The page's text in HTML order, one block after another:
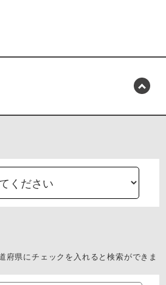
府県にチェックを入れると検索ができま